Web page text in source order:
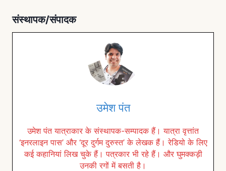
संस्थापक/संपादक
उमेश पंत
उमेश पंत यात्राकार के संस्थापक-सम्पादक हैं। यात्रा वृत्तांत
‘इनरलाइन पास’ और ‘दूर दुर्गम दुरुस्त’ के लेखक हैं। रेडियो के लिए
कई कहानियां लिख चुके हैं। पत्रकार भी रहे हैं। और घुमक्कड़ी
उनकी रगों में बसती है।